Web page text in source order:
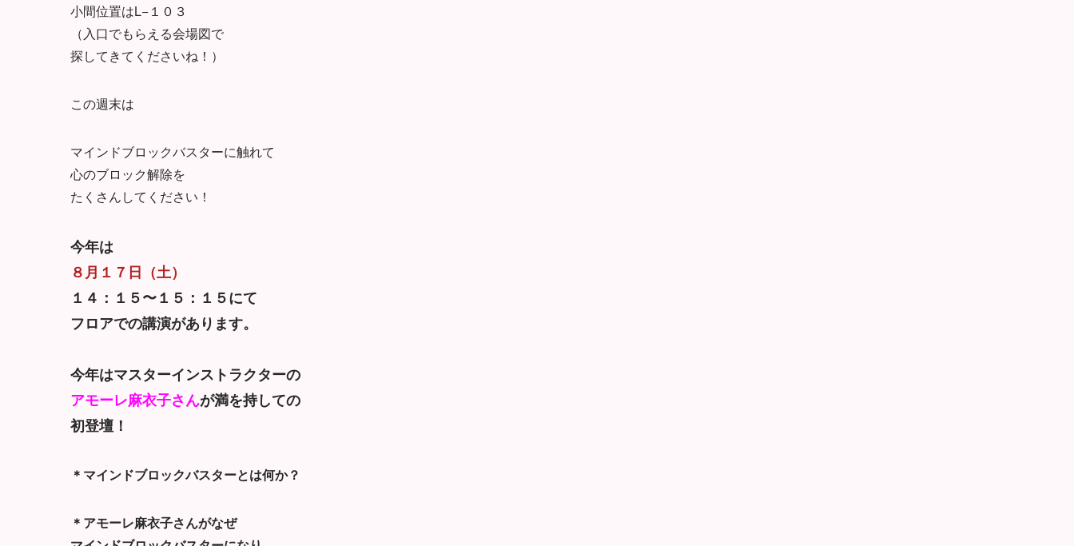
小間位置はL−１０３
（入口でもらえる会場図で
探してきてくださいね！）
この週末は
マインドブロックバスターに触れて
心のブロック解除を
たくさんしてください！
今年は
８月１７日（土）
１４：１５〜１５：１５にて
フロアでの講演があります。
今年はマスターインストラクターの
アモーレ麻衣子さんが満を持しての
初登壇！
＊マインドブロックバスターとは何か？
＊アモーレ麻衣子さんがなぜ